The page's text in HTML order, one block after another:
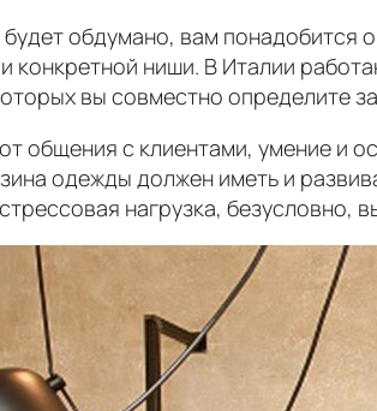
будет обдумано, вам
конкретной ниши. В Италии
вы совместно определите
общения с клиентами, умение и
одежды должен иметь и
нагрузка, безусловно,